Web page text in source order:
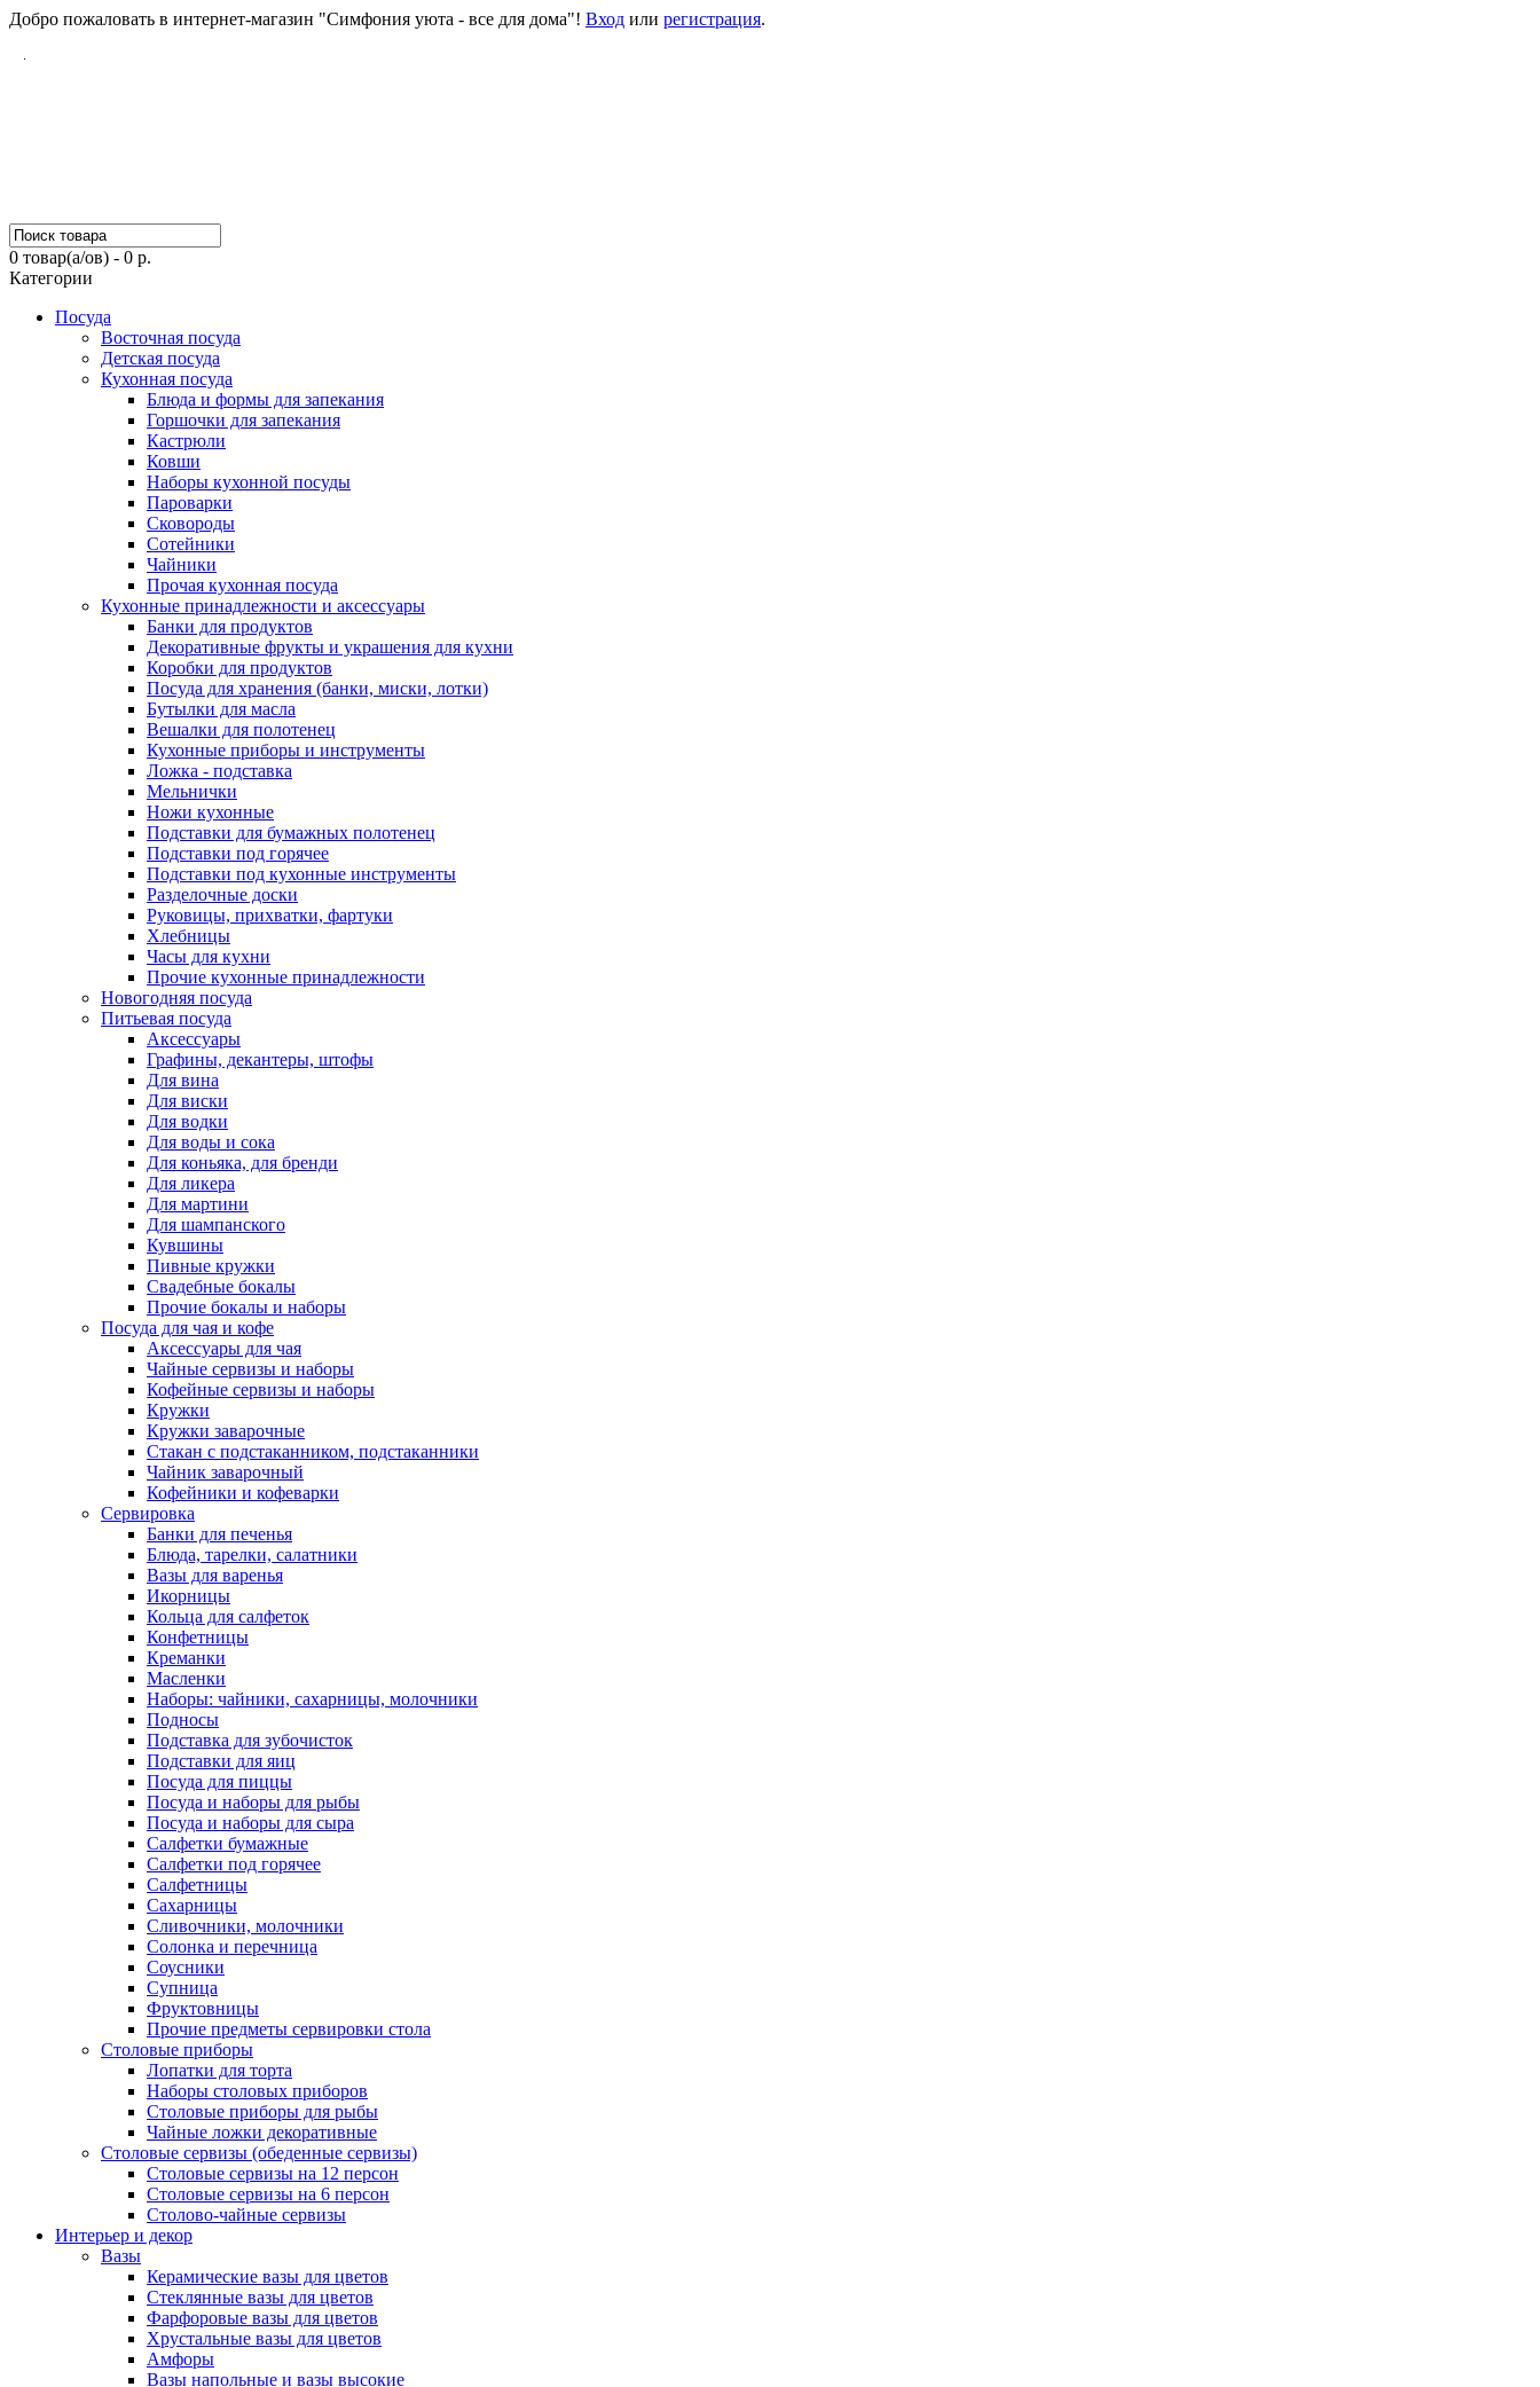
Добро пожаловать в интернет-магазин "Симфония уюта - все для дома"! Вход или регистрация.
0 товар(а/ов) - 0 р.
Категории
Посуда
Восточная посуда
Детская посуда
Кухонная посуда
Блюда и формы для запекания
Горшочки для запекания
Кастрюли
Ковши
Наборы кухонной посуды
Пароварки
Сковороды
Сотейники
Чайники
Прочая кухонная посуда
Кухонные принадлежности и аксессуары
Банки для продуктов
Декоративные фрукты и украшения для кухни
Коробки для продуктов
Посуда для хранения (банки, миски, лотки)
Бутылки для масла
Вешалки для полотенец
Кухонные приборы и инструменты
Ложка - подставка
Мельнички
Ножи кухонные
Подставки для бумажных полотенец
Подставки под горячее
Подставки под кухонные инструменты
Разделочные доски
Руковицы, прихватки, фартуки
Хлебницы
Часы для кухни
Прочие кухонные принадлежности
Новогодняя посуда
Питьевая посуда
Аксессуары
Графины, декантеры, штофы
Для вина
Для виски
Для водки
Для воды и сока
Для коньяка, для бренди
Для ликера
Для мартини
Для шампанского
Кувшины
Пивные кружки
Свадебные бокалы
Прочие бокалы и наборы
Посуда для чая и кофе
Аксессуары для чая
Чайные сервизы и наборы
Кофейные сервизы и наборы
Кружки
Кружки заварочные
Стакан с подстаканником, подстаканники
Чайник заварочный
Кофейники и кофеварки
Сервировка
Банки для печенья
Блюда, тарелки, салатники
Вазы для варенья
Икорницы
Кольца для салфеток
Конфетницы
Креманки
Масленки
Наборы: чайники, сахарницы, молочники
Подносы
Подставка для зубочисток
Подставки для яиц
Посуда для пиццы
Посуда и наборы для рыбы
Посуда и наборы для сыра
Салфетки бумажные
Салфетки под горячее
Салфетницы
Сахарницы
Сливочники, молочники
Солонка и перечница
Соусники
Супница
Фруктовницы
Прочие предметы сервировки стола
Столовые приборы
Лопатки для торта
Наборы столовых приборов
Столовые приборы для рыбы
Чайные ложки декоративные
Столовые сервизы (обеденные сервизы)
Столовые сервизы на 12 персон
Столовые сервизы на 6 персон
Столово-чайные сервизы
Интерьер и декор
Вазы
Керамические вазы для цветов
Стеклянные вазы для цветов
Фарфоровые вазы для цветов
Хрустальные вазы для цветов
Амфоры
Вазы напольные и вазы высокие